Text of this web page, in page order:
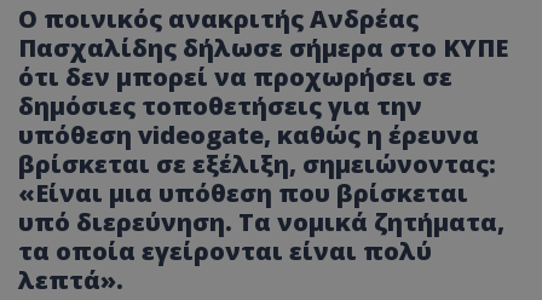
Ο ποινικός ανακριτής Ανδρέας
Πασχαλίδης δήλωσε σήμερα στο ΚΥΠΕ
ότι δεν μπορεί να προχωρήσει σε
δημόσιες τοποθετήσεις για την
υπόθεση videogate, καθώς η έρευνα
βρίσκεται σε εξέλιξη, σημειώνοντας:
«Είναι μια υπόθεση που βρίσκεται
υπό διερεύνηση. Τα νομικά ζητήματα,
τα οποία εγείρονται είναι πολύ
λεπτά».